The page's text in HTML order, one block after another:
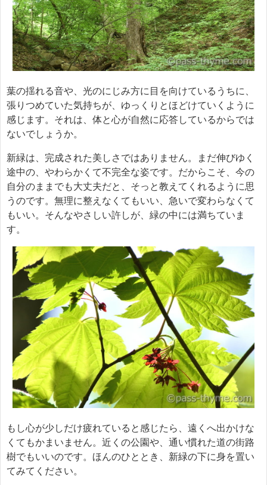
葉の揺れる音や、光のにじみ方に目を向けているうちに、
張りつめていた気持ちが、ゆっくりとほどけていくように
感じます。それは、体と心が自然に応答しているからでは
ないでしょうか。
新緑は、完成された美しさではありません。まだ伸びゆく
途中の、やわらかくて不完全な姿です。だからこそ、今の
自分のままでも大丈夫だと、そっと教えてくれるように思
うのです。無理に整えなくてもいい、急いで変わらなくて
もいい。そんなやさしい許しが、緑の中には満ちていま
す。
もし心が少しだけ疲れていると感じたら、遠くへ出かけな
くてもかまいません。近くの公園や、通い慣れた道の街路
樹でもいいのです。ほんのひととき、新緑の下に身を置い
てみてください。